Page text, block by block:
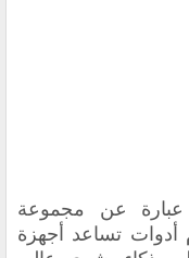
عبارة عن مجموعة
أدوات تساعد أجهزة